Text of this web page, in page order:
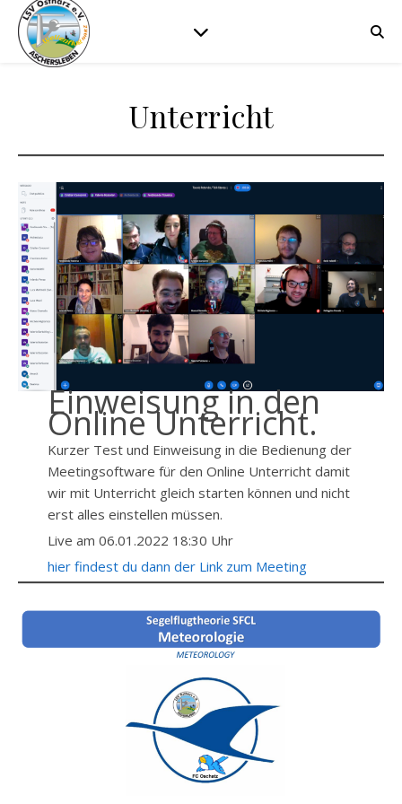
Unterricht
Einweisung in den
Online Unterricht.
Kurzer Test und Einweisung in die Bedienung der
Meetingsoftware für den Online Unterricht damit
wir mit Unterricht gleich starten können und nicht
erst alles einstellen müssen.
Live am 06.01.2022 18:30 Uhr
hier findest du dann der Link zum Meeting